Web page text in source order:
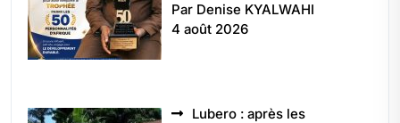
Par Denise KYALWAHI
4 août 2026
Lubero : après les